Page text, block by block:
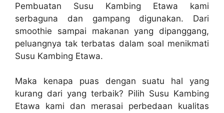
Pembuatan Susu Kambing Etawa kami
serbaguna dan gampang digunakan. Dari
smoothie sampai makanan yang dipanggang,
peluangnya tak terbatas dalam soal menikmati
Susu Kambing Etawa.
Maka kenapa puas dengan suatu hal yang
kurang dari yang terbaik? Pilih Susu Kambing
Etawa kami dan merasai perbedaan kualitas